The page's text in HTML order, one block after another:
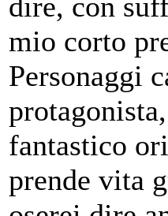
mio corto
Personaggi
fantastico
prende vita